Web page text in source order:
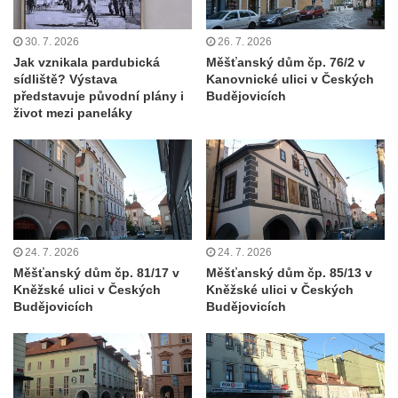
náměstí T. G. Masaryka ve Frýdlantu
Dům čp. 3 na náměstí T. G. Masaryka ve
Frýdlantu
Bývalý špitál čp. 176 ve Frýdlantu
Dům ev.č. 89 v Benešově ulici ve Sloupu v
Dům čp. 79 v Mlýnské ulici ve Sloupu v
Čechách
Dům čp. 134 v Mlýnské ulici ve Sloupu v
Čechách
Čechách
Dům čp. 102 v Potoční ulici ve Sloupu v
Čechách
Dům čp. 109 v ulici Ke Hradu ve Sloupu v
Čechách
30. 7. 2026
Jak vznikala pardubická
sídliště? Výstava
představuje původní plány i
život mezi paneláky
26. 7. 2026
Měšťanský dům čp. 76/2 v
Kanovnické ulici v Českých
Budějovicích
24. 7. 2026
Měšťanský dům čp. 81/17 v
Kněžské ulici v Českých
Budějovicích
24. 7. 2026
Měšťanský dům čp. 85/13 v
Kněžské ulici v Českých
Budějovicích